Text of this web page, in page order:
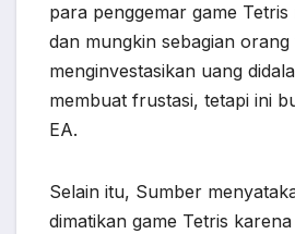
para penggemar game
dan mungkin sebagian orang
menginvestasikan uang
membuat frustasi, tetapi ini
EA.
Selain itu, Sumber
dimatikan game Tetris